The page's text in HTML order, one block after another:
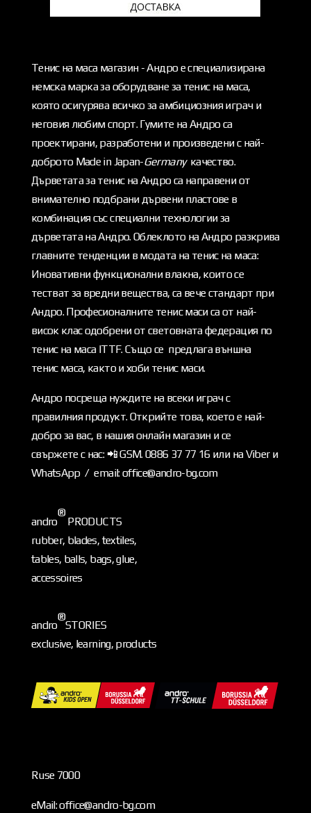
Тенис на маса магазин - Андро е специализирана
немска марка за оборудване за тенис на маса,
която осигурява всичко за амбициозния играч и
неговия любим спорт. Гумите на Андро са
проектирани, разработени и произведени с най-
доброто Made in Japan-Germanyкачество.
Дърветата за тенис на Андро са направени от
внимателно подбрани дървени пластове в
комбинация със специални технологии за
дърветата на Андро. Облеклото на Андро разкрива
главните тенденции в модата на тенис на маса:
Иновативни функционални влакна, които се
тестват за вредни вещества, са вече стандарт при
Андро. Професионалните тенис маси са от най-
висок клас одобрени от световната федерация по
тенис на маса ITTF. Също се предлага външна
тенис маса, както и хоби тенис маси.
Андро посреща нуждите на всеки играч с
правилния продукт. Открийте това, което е най-
добро за вас, в нашия онлайн магазин и се
свържете с нас: 📲 GSM. 0886 37 77 16 или на Viber и
WhatsApp / email: office@andro-bg.com
andro
®
PRODUCTS
rubber, blades, textiles,
tables, balls, bags, glue,
accessoires
andro
®
STORIES
exclusive, learning, products
Ruse 7000
eMail: office@andro-bg.com